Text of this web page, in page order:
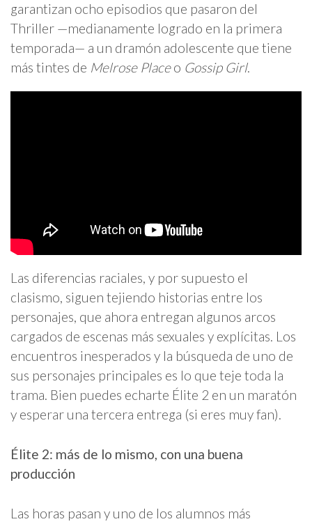
garantizan ocho episodios que pasaron del
Thriller —medianamente logrado en la primera
temporada— a un dramón adolescente que tiene
más tintes de Melrose Placeo Gossip Girl.
Las diferencias raciales, y por supuesto el
clasismo, siguen tejiendo historias entre los
personajes, que ahora entregan algunos arcos
cargados de escenas más sexuales y explícitas. Los
encuentros inesperados y la búsqueda de uno de
sus personajes principales es lo que teje toda la
trama. Bien puedes echarte Élite 2 en un maratón
y esperar una tercera entrega (si eres muy fan).
Élite 2: más de lo mismo, con una buena
producción
Las horas pasan y uno de los alumnos más